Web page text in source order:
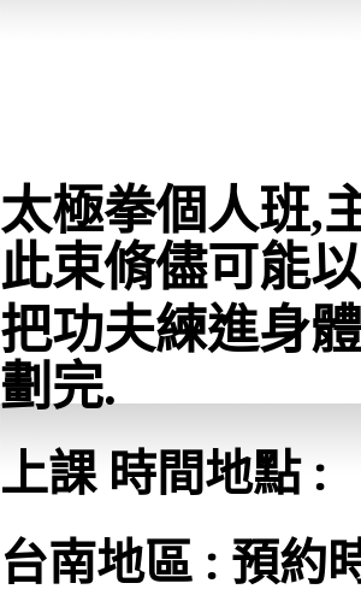
太極拳個人班,
此束脩儘可能
把功夫練進身
劃完.
上課 時間地點 :
台南地區 : 預約